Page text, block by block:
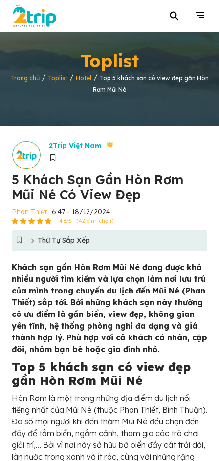
⚲
Toplist
Trang chủ/ Toplist/ Hotel / Top 5 khách sạn có view đẹp gần Hòn
Rơm Mũi Né
2Trip Việt Nam
5 Khách Sạn Gần Hòn Rơm
Mũi Né Có View Đẹp
Phan Thiết 6:47 - 18/12/2024
4.8/5 - (42 bình chọn)
Thứ Tự Sắp Xếp
Khách sạn gần Hòn Rơm Mũi Né đang được khá
nhiều người tìm kiếm và lựa chọn làm nơi lưu trú
của mình trong chuyến du lịch đến Mũi Né (Phan
Thiết) sắp tới. Bởi những khách sạn này thường
có ưu điểm là gần biển, view đẹp, không gian
yên tĩnh, hệ thống phòng nghỉ đa dạng và giá
thành hợp lý. Phù hợp với cả khách cá nhân, cặp
đôi, nhóm bạn bè hoặc gia đình nhỏ.
Top 5 khách sạn có view đẹp
gần Hòn Rơm Mũi Né
Hòn Rơm là một trong những địa điểm du lịch nổi
tiếng nhất của Mũi Né (thuộc Phan Thiết, Bình Thuận).
Đa số mọi người khi đến thăm Mũi Né đều chọn đến
đây để tắm biển, ngắm cảnh, tham gia các trò chơi
giải trí,… Bởi vì nơi này sở hữu bờ biển đầy cát trải dài,
làn nước trong xanh và ít rác, cùng với những rặng